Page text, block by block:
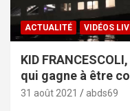
ACTUALITÉ VIDÉOS
KID
qui gagne à être
31 août 2021 abds69